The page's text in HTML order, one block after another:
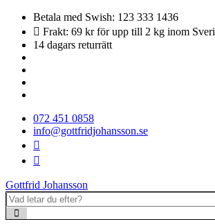
Betala med Swish: 123 333 1436
Frakt: 69 kr för upp till 2 kg inom
14 dagars returrätt
072 451 0858
info@gottfridjohansson.se
Gottfrid Johansson